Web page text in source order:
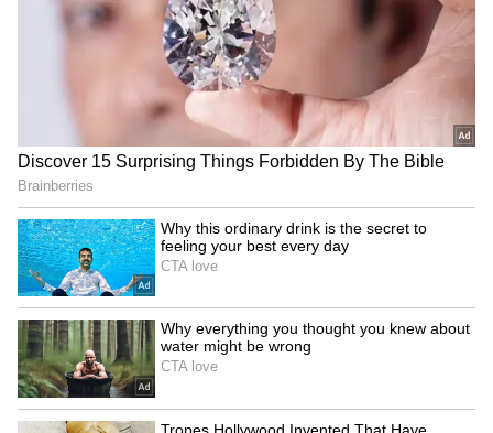
Ice Cream Storage: ఇస్ క్రీం ఫ్రిడ్జ్ లో ఎన్ని రోజులు
ఉంటే మంచిది? చాలా మంది చేసే పొరపాటు ఇదే!
Image Credit :Chatgpt
రెసిపీ చూద్దాం.
పాన్‌లో నూనె వేసి ఎండుమిర్చి, వెల్లుల్లి, ఉల్లిపాయ ముక్కలు
వేసి బంగారు రంగు వచ్చే వరకు వేయించాలి. తర్వాత